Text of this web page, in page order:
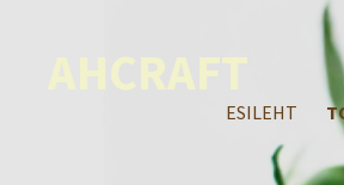
AHCRAFT
ESILEHT